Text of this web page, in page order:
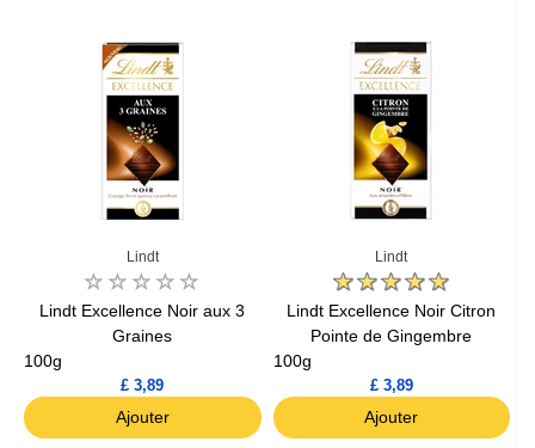
Lindt
Lindt Excellence Noir aux 3
Graines
100g
£ 3,89
Ajouter
Lindt
Lindt Excellence Noir Citron
Pointe de Gingembre
100g
£ 3,89
Ajouter